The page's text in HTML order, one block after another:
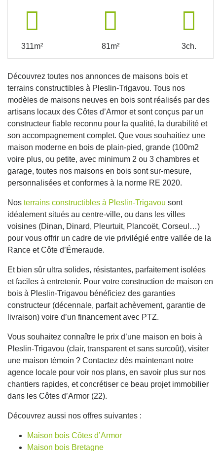
311m² 81m² 3ch.
Découvrez toutes nos annonces de maisons bois et
terrains constructibles à Pleslin-Trigavou. Tous nos
modèles de maisons neuves en bois sont réalisés par des
artisans locaux des Côtes d’Armor et sont conçus par un
constructeur fiable reconnu pour la qualité, la durabilité et
son accompagnement complet. Que vous souhaitiez une
maison moderne en bois de plain-pied, grande (100m2
voire plus, ou petite, avec minimum 2 ou 3 chambres et
garage, toutes nos maisons en bois sont sur-mesure,
personnalisées et conformes à la norme RE 2020.
Nos terrains constructibles à Pleslin-Trigavou sont
idéalement situés au centre-ville, ou dans les villes
voisines (Dinan, Dinard, Pleurtuit, Plancoët, Corseul…)
pour vous offrir un cadre de vie privilégié entre vallée de la
Rance et Côte d’Émeraude.
Et bien sûr ultra solides, résistantes, parfaitement isolées
et faciles à entretenir. Pour votre construction de maison en
bois à Pleslin-Trigavou bénéficiez des garanties
constructeur (décennale, parfait achèvement, garantie de
livraison) voire d’un financement avec PTZ.
Vous souhaitez connaître le prix d’une maison en bois à
Pleslin-Trigavou (clair, transparent et sans surcoût), visiter
une maison témoin ? Contactez dès maintenant notre
agence locale pour voir nos plans, en savoir plus sur nos
chantiers rapides, et concrétiser ce beau projet immobilier
dans les Côtes d’Armor (22).
Découvrez aussi nos offres suivantes :
Maison bois Côtes d’Armor
Maison bois Bretagne